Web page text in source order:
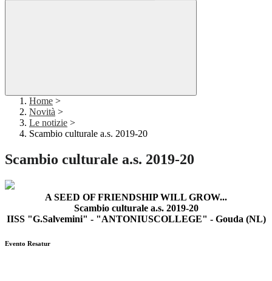
Home >
Novità >
Le notizie >
Scambio culturale a.s. 2019-20
Scambio culturale a.s. 2019-20
A SEED OF FRIENDSHIP WILL GROW...
Scambio culturale a.s. 2019-20
IISS "G.Salvemini" - "ANTONIUSCOLLEGE" - Gouda (NL)
Evento Resatur